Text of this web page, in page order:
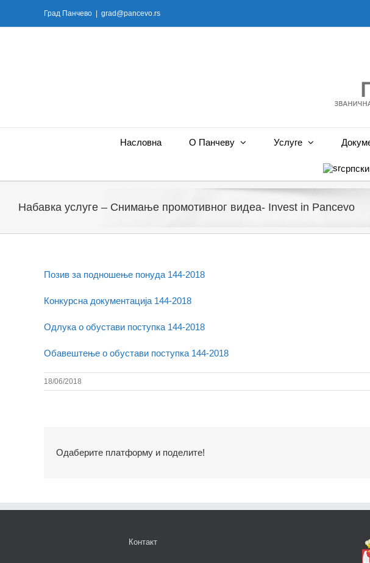
Град Панчево grad@pancevo.rs
Насловна О Панчеву Услуге
Набавка услуге – Снимањe промотивног видеа- Invest in Pancevo
Позив за подношење понуда 144-2018
Конкурсна документација 144-2018
Одлука о обустави поступка 144-2018
Обавештење о обустави поступка 144-2018
18/06/2018
Одаберите платформу и поделите!
Контакт